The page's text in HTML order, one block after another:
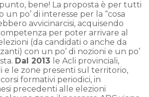
bene! La proposta è per tutti
po’ di interesse per la “cosa
avvicinarcisi, acquisendo
per poter arrivare al
(da candidati o anche da
con un po’ di nozioni e un po’
Dal 2013 le Acli provinciali,
e le zone presenti sul territorio,
formativi periodici, in
precedenti alle elezioni